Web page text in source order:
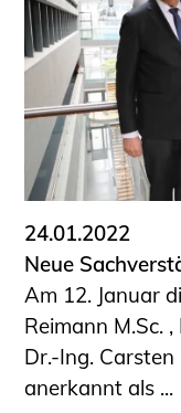
24.01.2022
Neue
Am 12. Januar
Reimann M.Sc.
Dr.-Ing.
anerkannt als ...